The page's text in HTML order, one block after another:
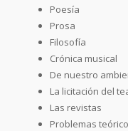
Poesía
Prosa
Filosofía
Crónica musical
De nuestro
La licitación del
Las revistas
Problemas